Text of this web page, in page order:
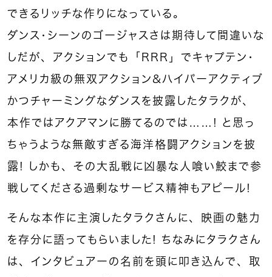
できるリッチな作りになっている。
ダンス・シーンのゴージャスさは期待して間違いな
しだが、アクションでも「ＲＲＲ」でキャプテン・
アメリカ級の無双アクション＆ハイパーアクティブ
かつチャーミングなダンスを披露したタラクが、
本作ではアクアマンに勝てるのでは……！ と思っ
ちゃうような無敵すぎる海洋格闘アクションを披
露！ しかも、その大乱戦に凶暴な人喰い鮫まで参
戦してくださる過剰なサービス精神もアピール！
そんな本作に主演したタラクさんに、映画の魅力
を存分に語ってもらいました！ ちなみにタラクさん
は、インタビュアーの名前を頭に叩き込んで、取